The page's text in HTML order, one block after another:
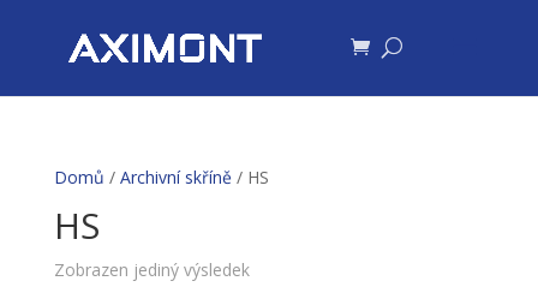
Domů / Archivní skříně / HS
HS
Zobrazen jediný výsledek